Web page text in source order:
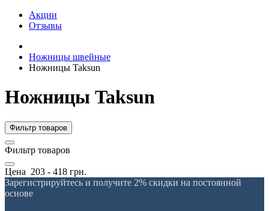
Акции
Отзывы
Ножницы швейные
Ножницы Taksun
Ножницы Taksun
Фильтр товаров
Фильтр товаров
Цена 203 - 418 грн.
Зарегистрируйтесь и получите 2% скидки на постоянной
основе